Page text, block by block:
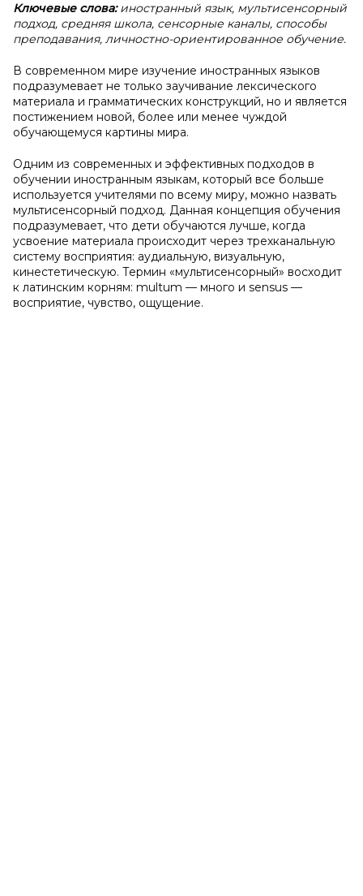
Ключевые слова:иностранный язык, мультисенсорный
подход, средняя школа, сенсорные каналы, способы
преподавания, личностно-ориентированное обучение.
В современном мире изучение иностранных языков
подразумевает не только заучивание лексического
материала и грамматических конструкций, но и является
постижением новой, более или менее чуждой
обучающемуся картины мира.
Одним из современных и эффективных подходов в
обучении иностранным языкам, который все больше
используется учителями по всему миру, можно назвать
мультисенсорный подход. Данная концепция обучения
подразумевает, что дети обучаются лучше, когда
усвоение материала происходит через трехканальную
систему восприятия: аудиальную, визуальную,
кинестетическую. Термин «мультисенсорный» восходит
к латинским корням: multum — много и sensus —
восприятие, чувство, ощущение.